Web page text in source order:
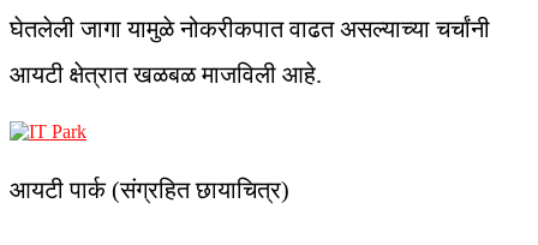
घेतलेली जागा यामुळे नोकरीकपात वाढत असल्‍याच्‍या चर्चांनी
आयटी क्षेत्रात खळबळ माजविली आहे.
आयटी पार्क (संग्रहित छायाचित्र)